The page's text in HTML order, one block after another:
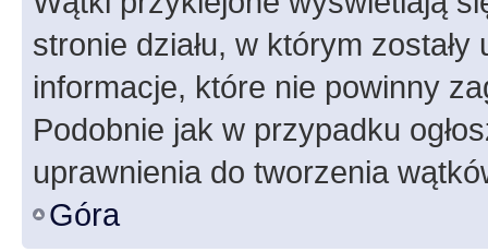
stronie działu, w którym
informacje, które nie powinny
Podobnie jak w przypadku
uprawnienia do tworzenia
Góra